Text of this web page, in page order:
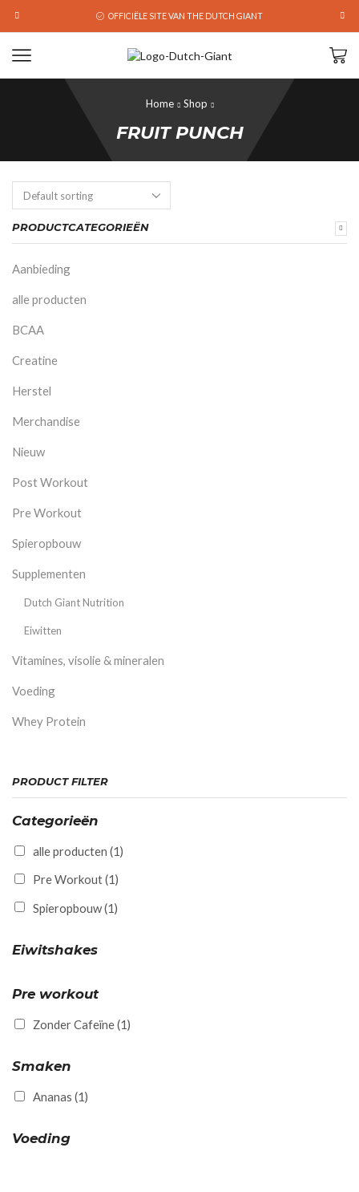
OFFICIËLE SITE VAN THE DUTCH GIANT
Home Shop
FRUIT PUNCH
PRODUCTCATEGORIEËN
Aanbieding
alle producten
BCAA
Creatine
Herstel
Merchandise
Nieuw
Post Workout
Pre Workout
Spieropbouw
Supplementen
Dutch Giant Nutrition
Eiwitten
Vitamines, visolie & mineralen
Voeding
Whey Protein
PRODUCT FILTER
Categorieën
alle producten (1)
Pre Workout(1)
Spieropbouw(1)
Eiwitshakes
Pre workout
Zonder Cafeïne(1)
Smaken
Ananas (1)
Voeding